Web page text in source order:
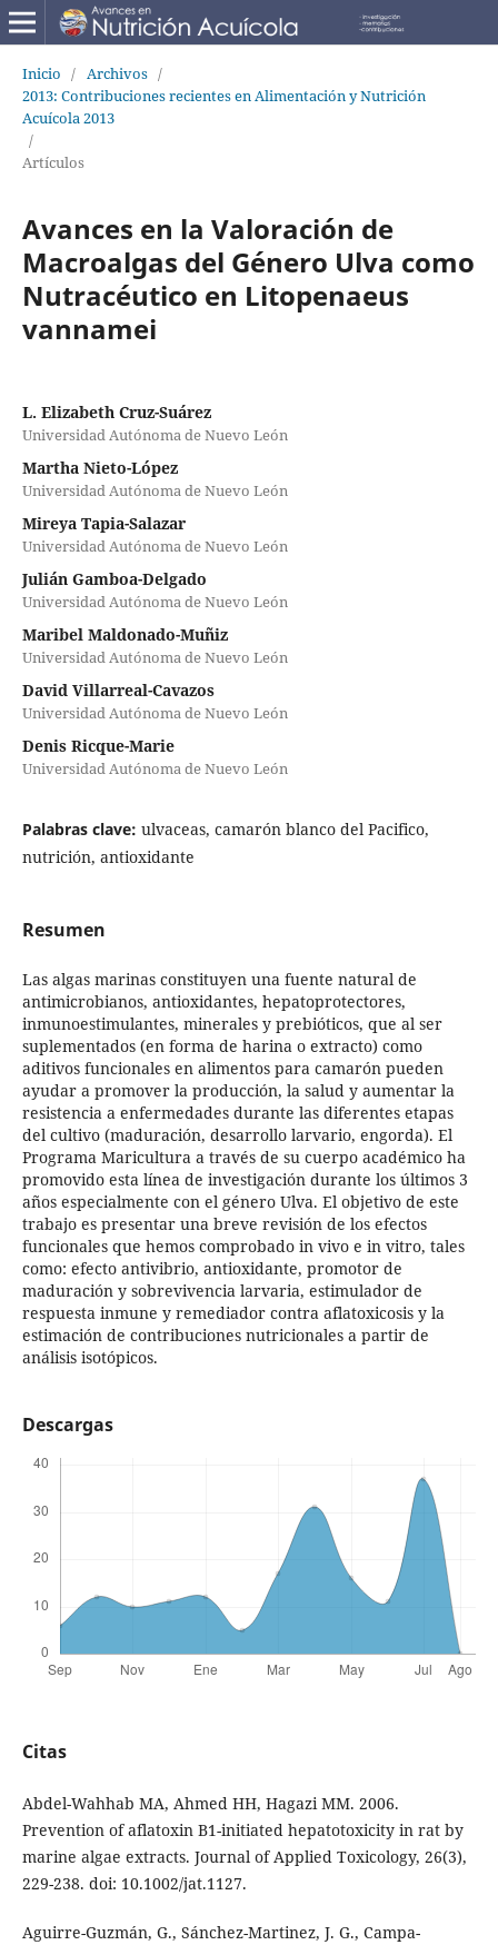
Inicio / Archivos /
2013: Contribuciones recientes en Alimentación y Nutrición
Acuícola 2013
/
Artículos
Avances en la Valoración de
Macroalgas del Género Ulva como
Nutracéutico en Litopenaeus
vannamei
L. Elizabeth Cruz-Suárez
Universidad Autónoma de Nuevo León
Martha Nieto-López
Universidad Autónoma de Nuevo León
Mireya Tapia-Salazar
Universidad Autónoma de Nuevo León
Julián Gamboa-Delgado
Universidad Autónoma de Nuevo León
Maribel Maldonado-Muñiz
Universidad Autónoma de Nuevo León
David Villarreal-Cavazos
Universidad Autónoma de Nuevo León
Denis Ricque-Marie
Universidad Autónoma de Nuevo León
Palabras clave: ulvaceas, camarón blanco del Pacifico,
nutrición, antioxidante
Resumen
Las algas marinas constituyen una fuente natural de
antimicrobianos, antioxidantes, hepatoprotectores,
inmunoestimulantes, minerales y prebióticos, que al ser
suplementados (en forma de harina o extracto) como
aditivos funcionales en alimentos para camarón pueden
ayudar a promover la producción, la salud y aumentar la
resistencia a enfermedades durante las diferentes etapas
del cultivo (maduración, desarrollo larvario, engorda). El
Programa Maricultura a través de su cuerpo académico ha
promovido esta línea de investigación durante los últimos 3
años especialmente con el género Ulva. El objetivo de este
trabajo es presentar una breve revisión de los efectos
funcionales que hemos comprobado in vivo e in vitro, tales
como: efecto antivibrio, antioxidante, promotor de
maduración y sobrevivencia larvaria, estimulador de
respuesta inmune y remediador contra aflatoxicosis y la
estimación de contribuciones nutricionales a partir de
análisis isotópicos.
Descargas
Citas
Abdel-Wahhab MA, Ahmed HH, Hagazi MM. 2006.
Prevention of aflatoxin B1-initiated hepatotoxicity in rat by
marine algae extracts. Journal of Applied Toxicology, 26(3),
229-238. doi: 10.1002/jat.1127.
Aguirre-Guzmán, G., Sánchez-Martinez, J. G., Campa-